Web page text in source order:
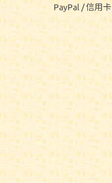
PayPal / 信用卡